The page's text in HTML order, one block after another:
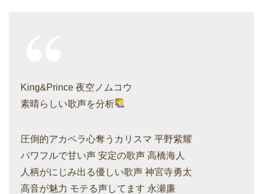
King&Prince 夜空ノムコウ
素晴らしい歌声を分析
圧倒的アカペラ心奪うカリスマ 平野紫耀
パワフルで甘い声 安定の歌声 高橋海人
人柄がにじみ出る優しい歌声 神宮寺勇太
高音が魅力 モテる声してます 永瀬廉